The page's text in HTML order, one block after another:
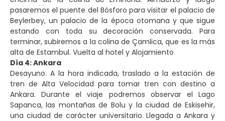
pasaremos el puente del Bósforo para visitar el palacio de
Beylerbey, un palacio de la época otomana y que sigue
estando con toda su decoración conservada. Para
terminar, subiremos a la colina de Çamlica, que es la más
alta de Estambul. Vuelta al hotel y Alojamiento
Día 4: Ankara
Desayuno. A la hora indicada, traslado a la estación de
tren de Alta Velocidad para tomar tren con destino a
Ankara. Durante el viaje podremos observar el Lago
Sapanca, las montañas de Bolu y la ciudad de Eskisehir,
una ciudad de carácter universitario. Llegada a Ankara y